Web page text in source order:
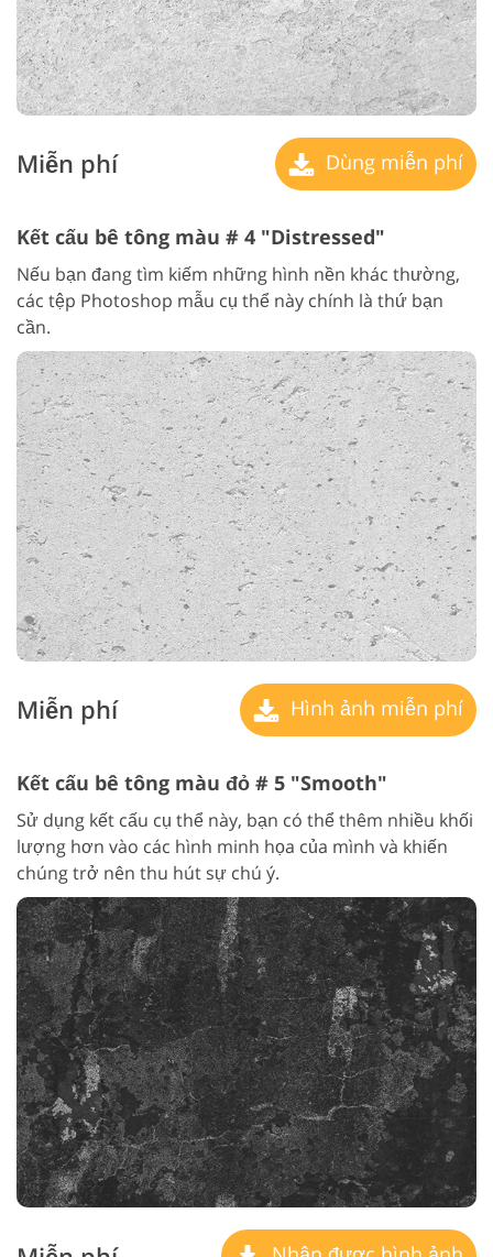
Miễn phí Dùng miễn phí
Kết cấu bê tông màu # 4 "Distressed"
Nếu bạn đang tìm kiếm những hình nền khác thường,
các tệp Photoshop mẫu cụ thể này chính là thứ bạn
cần.
Miễn phí Hình ảnh miễn phí
Kết cấu bê tông màu đỏ # 5 "Smooth"
Sử dụng kết cấu cụ thể này, bạn có thể thêm nhiều khối
lượng hơn vào các hình minh họa của mình và khiến
chúng trở nên thu hút sự chú ý.